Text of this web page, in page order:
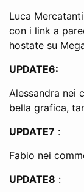
Luca
con i link a
hostate su
UPDATE6:
Alessandra nei
bella grafica,
UPDATE7 :
Fabio nei
UPDATE8 :